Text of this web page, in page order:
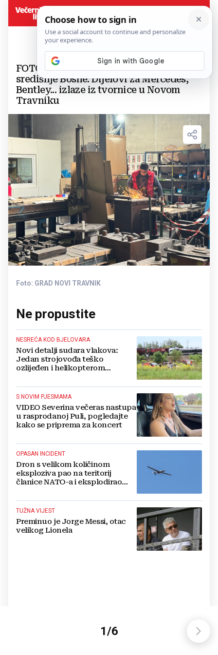
FOTO Svjetska gospodarska priča iz
središnje Bosne: Dijelovi za Mercedes,
Bentley... izlaze iz tvornice u Novom
Travniku
Foto: GRAD NOVI TRAVNIK
Ne propustite
NESREĆA KOD BJELOVARA
Novi detalji sudara vlakova:
Jedan strojovođa teško
ozlijeđen i helikopterom
velikom šoku
S NOVIM PJESMAMA
VIDEO Severina večeras nastupa
u rasprodanoj Puli, pogledajte
kako se priprema za koncert
OPASAN INCIDENT
Dron s velikom količinom
eksploziva pao na teritorij
članice NATO-a i eksplodirao
TUŽNA VIJEST
Preminuo je Jorge Messi, otac
velikog Lionela
1/6